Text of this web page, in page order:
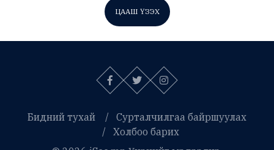
ЦААШ ҮЗЭХ
Бидний тухай
Сурталчилгаа байршуулах
Холбоо барих